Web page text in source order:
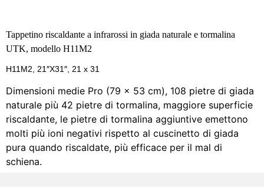
Tappetino riscaldante a infrarossi in giada naturale e tormalina
UTK, modello H11M2
H11M2, 21″X31″, 21 x 31
Dimensioni medie Pro (79 x 53 cm), 108 pietre di giada
naturale più 42 pietre di tormalina, maggiore superficie
riscaldante, le pietre di tormalina aggiuntive emettono
molti più ioni negativi rispetto al cuscinetto di giada
pura quando riscaldate, più efficace per il mal di
schiena.